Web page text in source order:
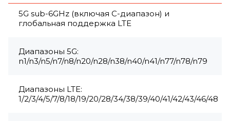
5G sub-6GHz (включая C-диапазон) и
глобальная поддержка LTE
Диапазоны 5G:
n1/n3/n5/n7/n8/n20/n28/n38/n40/n41/n77/n78/n79
Диапазоны LTE:
1/2/3/4/5/7/8/18/19/20/28/34/38/39/40/41/42/43/46/48